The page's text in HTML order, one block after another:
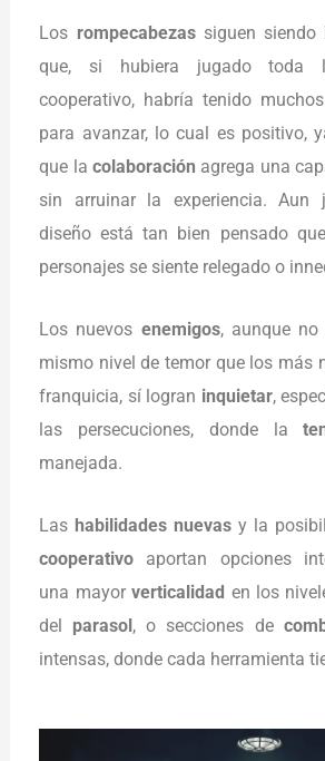
Los rompecabezassiguen siendo
que, si hubiera jugado toda
cooperativo, habría tenido
para avanzar, lo cual es positivo,
que la colaboración agrega una
sin arruinar la experiencia. Aun
diseño está tan bien pensado
personajes se siente relegado o
Los nuevos enemigos, aunque
mismo nivel de temor que los más
franquicia, sí logran inquietar,
las persecuciones, donde la
manejada.
Las habilidades nuevas y la
cooperativo aportan opciones
una mayorverticalidad en los
del parasol , o secciones de
intensas, donde cada herramienta